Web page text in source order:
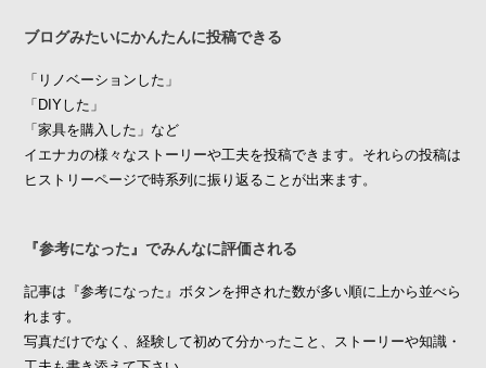
ブログみたいにかんたんに投稿できる
「リノベーションした」
「DIYした」
「家具を購入した」など
イエナカの様々なストーリーや工夫を投稿できます。それらの投稿は
ヒストリーページで時系列に振り返ることが出来ます。
『参考になった』でみんなに評価される
記事は『参考になった』ボタンを押された数が多い順に上から並べら
れます。
写真だけでなく、経験して初めて分かったこと、ストーリーや知識・